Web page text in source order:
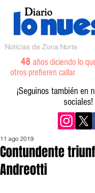
Noticias de Zona Norte
48 años diciendo lo
otros prefieren callar
¡Seguinos también en
sociales!
Contundente
Andreotti
11 ago 2019